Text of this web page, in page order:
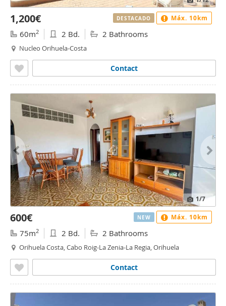
1,200€
60m2 2 Bd. 2 Bathrooms
Nucleo Orihuela-Costa
Contact
DESTACADO Máx. 10km
1/7
600€
75m2 2 Bd. 2 Bathrooms
Orihuela Costa, Cabo Roig-La Zenia-La Regia, Orihuela
Contact
NEW Máx. 10km